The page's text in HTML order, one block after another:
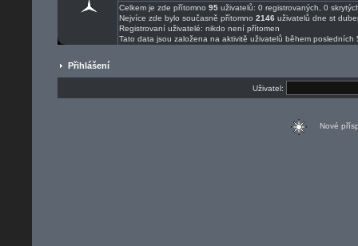
Celkem je zde přítomno 95 uživatelů: 0 registrovaných, 0
Nejvíce zde bylo současně přítomno 2146 uživatelů dne st
Registrovaní uživatelé: nikdo není přítomen
Tato data jsou založena na aktivitě uživatelů během posledních
Přihlášení
Uživatel:
Nové